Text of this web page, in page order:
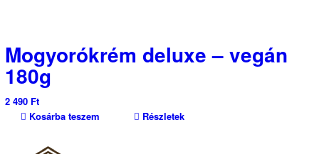
Mogyorókrém deluxe – vegán
180g
2 490 Ft
Kosárba teszem
Részletek